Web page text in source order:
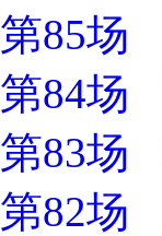
第85
第84场
第83
第82场